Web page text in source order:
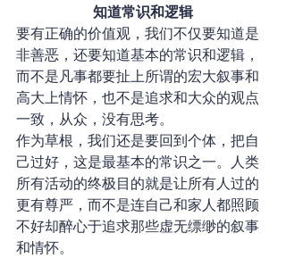
知道常识和逻辑
要有正确的价值观，我们不仅要知道是
非善恶，还要知道基本的常识和逻辑，
而不是凡事都要扯上所谓的宏大叙事和
高大上情怀，也不是追求和大众的观点
一致，从众，没有思考。
作为草根，我们还是要回到个体，把自
己过好，这是最基本的常识之一。人类
所有活动的终极目的就是让所有人过的
更有尊严，而不是连自己和家人都照顾
不好却醉心于追求那些虚无缥缈的叙事
和情怀。